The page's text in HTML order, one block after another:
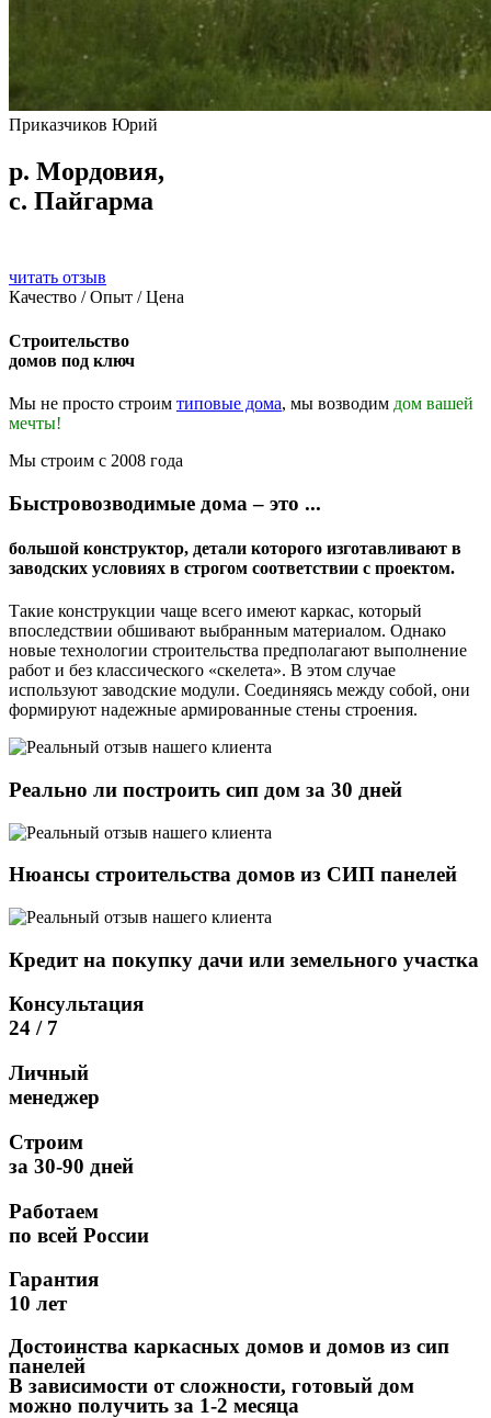
Приказчиков Юрий
р. Мордовия,
с. Пайгарма
читать отзыв
Качество / Опыт / Цена
Строительство
домов под ключ
Мы не просто строим типовые дома, мы возводим дом вашей
мечты!
Проиграть видео
Мы строим с 2008 года
Быстровозводимые дома – это ...
большой конструктор, детали которого изготавливают в
заводских условиях в строгом соответствии с проектом.
Такие конструкции чаще всего имеют каркас, который
впоследствии обшивают выбранным материалом. Однако
новые технологии строительства предполагают выполнение
работ и без классического «скелета». В этом случае
используют заводские модули. Соединяясь между собой, они
формируют надежные армированные стены строения.
Реально ли построить сип дом за 30 дней
Нюансы строительства домов из СИП панелей
Кредит на покупку дачи или земельного участка
Консультация
24 / 7
Личный
менеджер
Строим
за 30-90 дней
Работаем
по всей России
Гарантия
10 лет
Достоинства каркасных домов и домов из сип
панелей
В зависимости от сложности, готовый дом
можно получить за 1-2 месяца